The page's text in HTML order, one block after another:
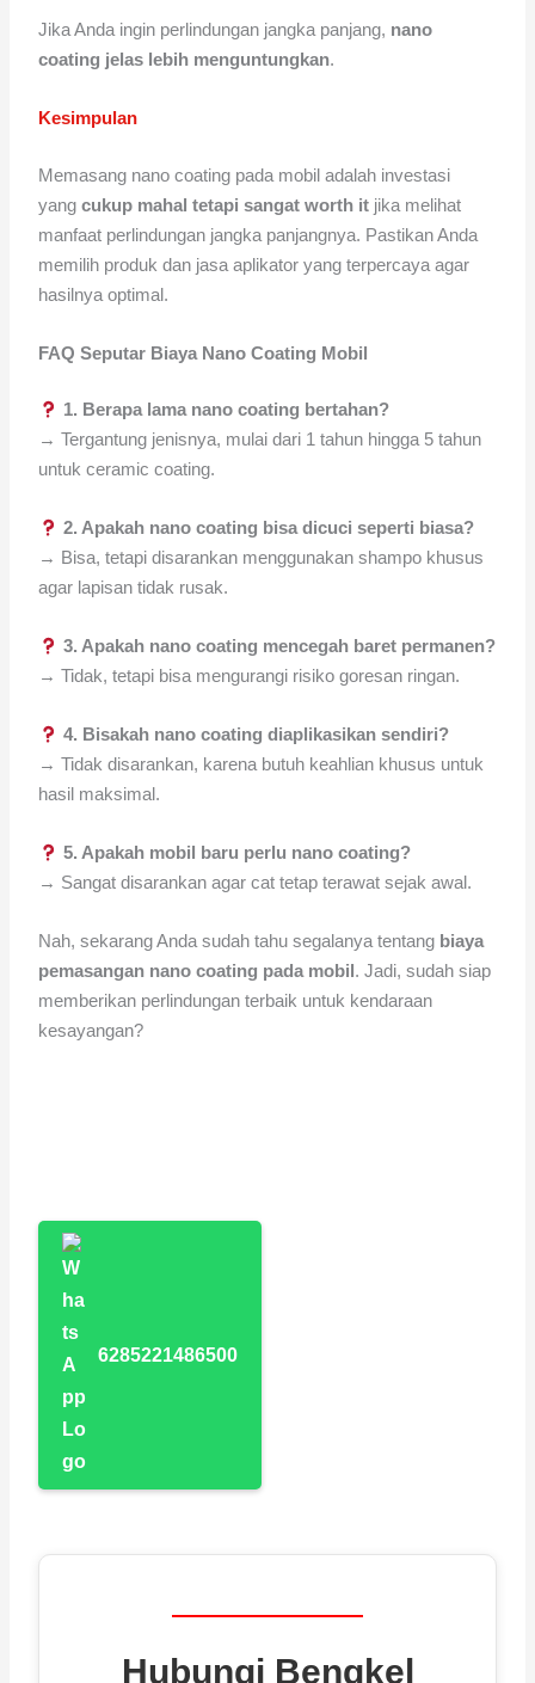
Jika Anda ingin perlindungan jangka panjang, nano
coating jelas lebih menguntungkan.
Kesimpulan
Memasang nano coating pada mobil adalah investasi
yangcukup mahal tetapi sangat worth it jika melihat
manfaat perlindungan jangka panjangnya. Pastikan Anda
memilih produk dan jasa aplikator yang terpercaya agar
hasilnya optimal.
FAQ Seputar Biaya Nano Coating Mobil
1. Berapa lama nano coating bertahan?
→ Tergantung jenisnya, mulai dari 1 tahun hingga 5 tahun
untuk ceramic coating.
2. Apakah nano coating bisa dicuci seperti biasa?
→ Bisa, tetapi disarankan menggunakan shampo khusus
agar lapisan tidak rusak.
3. Apakah nano coating mencegah baret permanen?
→ Tidak, tetapi bisa mengurangi risiko goresan ringan.
4. Bisakah nano coating diaplikasikan sendiri?
→ Tidak disarankan, karena butuh keahlian khusus untuk
hasil maksimal.
5. Apakah mobil baru perlu nano coating?
→ Sangat disarankan agar cat tetap terawat sejak awal.
Nah, sekarang Anda sudah tahu segalanya tentang biaya
pemasangan nano coating pada mobil. Jadi, sudah siap
memberikan perlindungan terbaik untuk kendaraan
kesayangan?
6285221486500
Hubungi Bengkel